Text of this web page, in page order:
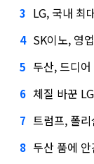
3 LG, 국내 최
4 SK이노, 영업
5 두산, 드디어
6 체질 바꾼 LG
7 트럼프, 폴리
8 두산 품에 안